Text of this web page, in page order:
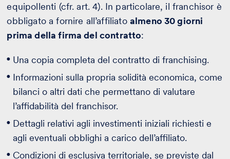
equipollenti (cfr. art. 4). In particolare, il franchisor è
obbligato a fornire all’affiliato almeno 30 giorni
prima della firma del contratto:
Una copia completa del contratto di franchising.
Informazioni sulla propria solidità economica, come
bilanci o altri dati che permettano di valutare
l’affidabilità del franchisor.
Dettagli relativi agli investimenti iniziali richiesti e
agli eventuali obblighi a carico dell’affiliato.
Condizioni di esclusiva territoriale, se previste dal